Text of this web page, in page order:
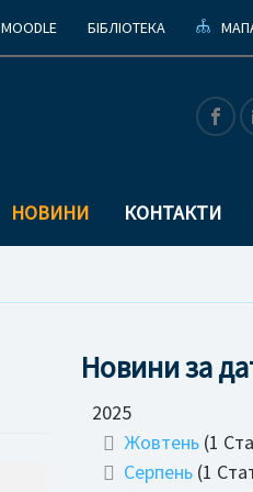
MOODLE БІБЛІОТЕКА
НОВИНИ КОНТАКТИ
Новини за
2025
Жовтень(1
Серпень(1